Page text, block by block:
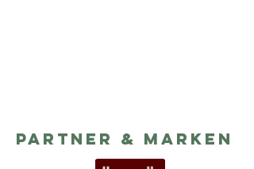
Partner & Marken